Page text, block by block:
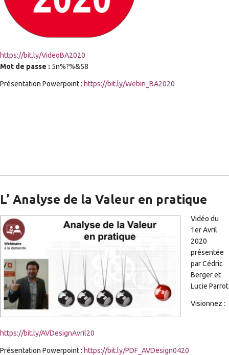
https://bit.ly/VideoBA2020
Mot de passe : 5n%?%&58
Présentation Powerpoint : https://bit.ly/Webin_BA2020
L’ Analyse de la Valeur en pratique
Vidéo du
1er Avril
2020
présentée
par Cédric
Berger et
Lucie Parrot
Visionnez :
https://bit.ly/AVDesignAvril20
Présentation Powerpoint : https://bit.ly/PDF_AVDesign0420